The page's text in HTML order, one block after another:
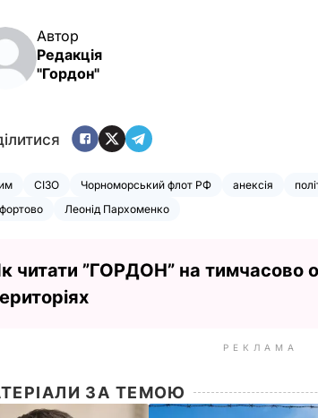
Автор
Редакція
"Гордон"
СІЗО Чорноморський флот РФ анексія
Леонід Пархоменко
читати ”ГОРДОН” на тимчасово
РЕКЛАМА
ЗА ТЕМОЮ